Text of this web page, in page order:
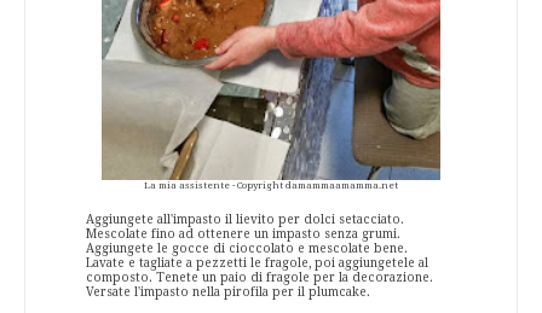
La mia assistente - Copyright damammaamamma.net
Aggiungete all'impasto il lievito per dolci setacciato.
Mescolate fino ad ottenere un impasto senza grumi.
Aggiungete le gocce di cioccolato e mescolate bene.
Lavate e tagliate a pezzetti le fragole, poi aggiungetele al
composto. Tenete un paio di fragole per la decorazione.
Versate l'impasto nella pirofila per il plumcake.